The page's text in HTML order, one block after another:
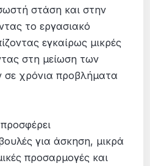
στάση και στην
το εργασιακό
εγκαίρως μικρές
στη μείωση των
σε χρόνια προβλήματα
για άσκηση, μικρά
προσαρμογές και